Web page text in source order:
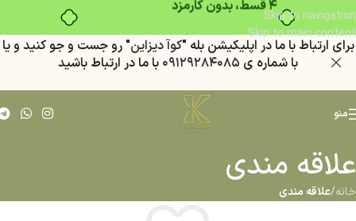
Skip to navigation
Skip to main content
براي ارتباط با ما در اپليكيشن بله "كوآ ديزاين" رو جست و جو كنيد و يا
با شماره ي ٠٩١٢٩٢٨٤٠٨٥ با ما در ارتباط باشيد
منو
علاقه مندی
خانه/علاقه مندی